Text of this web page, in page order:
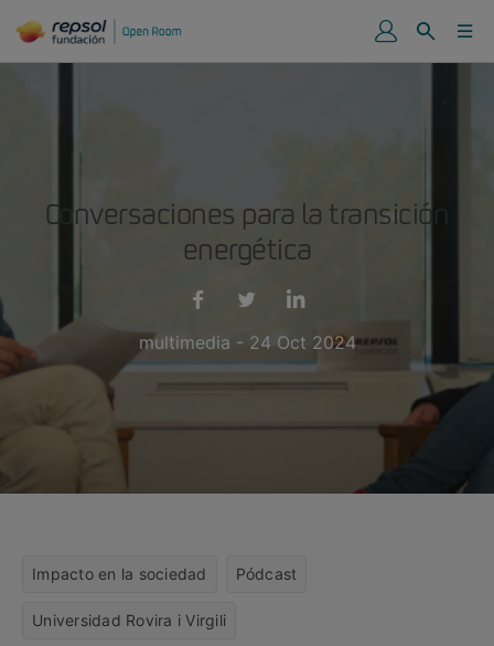
Conversaciones para la transición
energética
multimedia - 24 Oct 2024
Impacto en la sociedad Pódcast
Universidad Rovira i Virgili